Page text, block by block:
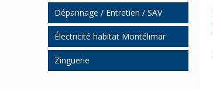
Poêle bois à granulés
Chauffage solaire
Chauffe-eau solaire CESI
Kinemagic
Mobilier
Accessibilité / Handicap
Dépannage / Entretien / SAV
Chauffage
Plomberie / Sanitaire
Électricité habitat Montélimar
Zinguerie